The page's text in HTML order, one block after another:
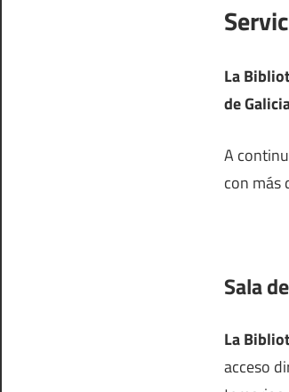
La
de
A
con más
Sala
La
acceso